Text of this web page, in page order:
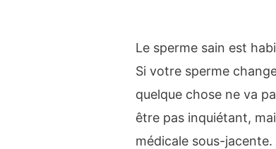
Le sperme sain est
Si votre sperme
quelque chose ne va
être pas inquiétant,
médicale sous-jacente.